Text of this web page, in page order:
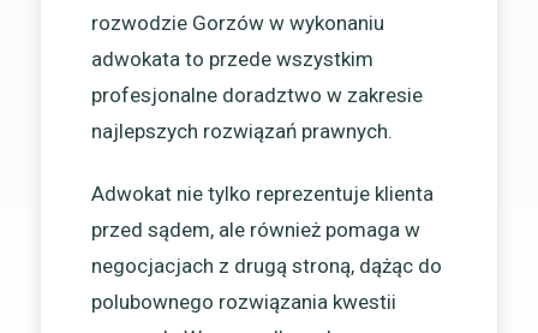
rozwodzie Gorzów w wykonaniu
adwokata to przede wszystkim
profesjonalne doradztwo w zakresie
najlepszych rozwiązań prawnych.
Adwokat nie tylko reprezentuje klienta
przed sądem, ale również pomaga w
negocjacjach z drugą stroną, dążąc do
polubownego rozwiązania kwestii